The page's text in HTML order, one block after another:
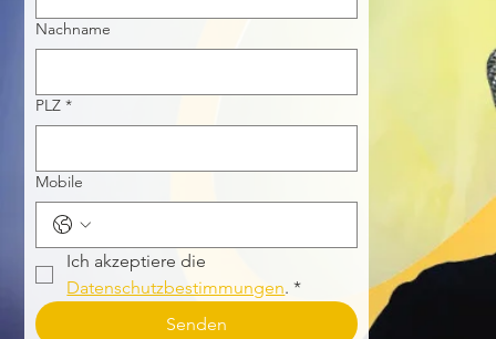
Nachname
PLZ *
Mobile
Datenschutzbestimmungen. *
Senden